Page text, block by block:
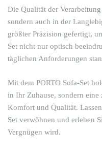
Die Qualität der
sondern auch in der
größter Präzision gefertigt,
Set nicht nur optisch
täglichen Anforderungen
Mit dem PORTO Sofa-Set
in Ihr Zuhause, sondern
Komfort und Qualität.
Set verwöhnen und erleben
Vergnügen wird.